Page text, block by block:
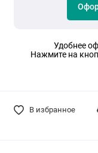
Удобнее
Нажмите на
В избранное